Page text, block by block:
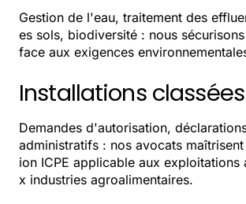
Gestion de l'eau, traitement des
es sols, biodiversité : nous
face aux exigences
Installations classées
Demandes d'autorisation,
administratifs : nos avocats
ion ICPE applicable aux exploitations
x industries agroalimentaires.